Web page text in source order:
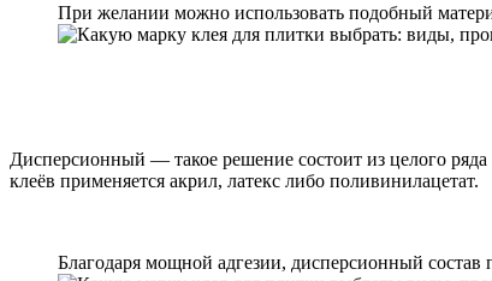
При желании можно использовать подобный
Дисперсионный — такое решение состоит из целого
клеёв применяется акрил, латекс либо поливинилацетат.
Благодаря мощной адгезии, дисперсионный состав